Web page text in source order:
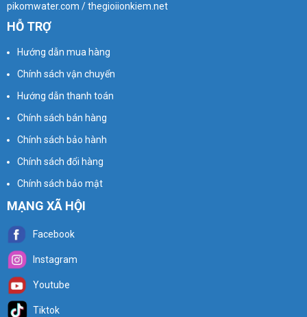
pikomwater.com / thegioiionkiem.net
HỖ TRỢ
Hướng dẫn mua hàng
Chính sách vận chuyển
Hướng dẫn thanh toán
Chính sách bán hàng
Chính sách bảo hành
Chính sách đổi hàng
Chính sách bảo mật
MẠNG XÃ HỘI
Facebook
Instagram
Youtube
Tiktok